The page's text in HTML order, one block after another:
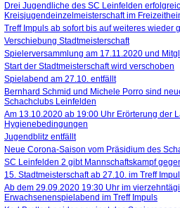
Drei Jugendliche des SC Leinfelden
Kreisjugendeinzelmeisterschaft im
Treff Impuls ab sofort bis auf weiteres wieder
Verschiebung Stadtmeisterschaft
Spielerversammlung am 17.11.2020 und
Start der Stadtmeisterschaft wird verschoben
Spielabend am 27.10. entfällt
Bernhard Schmid und Michele Porro sind
Schachclubs Leinfelden
Am 13.10.2020 ab 19:00 Uhr Erörterung der
Hygienebedingungen
Jugendblitz entfällt
Neue Corona-Saison vom Präsidium des
SC Leinfelden 2 gibt Mannschaftskampf
15. Stadtmeisterschaft ab 27.10. im Treff
Ab dem 29.09.2020 19:30 Uhr im
Erwachsenenspielabend im Treff Impuls